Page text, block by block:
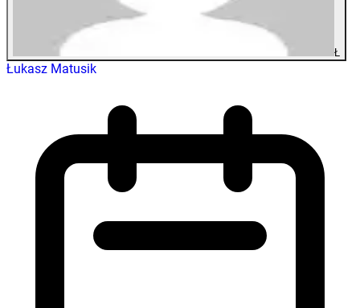
Ł
Łukasz Matusik